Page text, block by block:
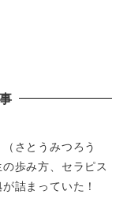
さとうみつろう
歩み方、セラピス
詰まっていた！